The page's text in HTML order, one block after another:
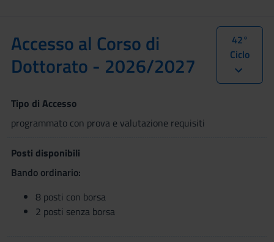
Accesso al Corso di
Dottorato - 2026/2027
42°
Ciclo
Tipo di Accesso
programmato con prova e valutazione requisiti
Posti disponibili
Bando ordinario:
8 posti con borsa
2 posti senza borsa